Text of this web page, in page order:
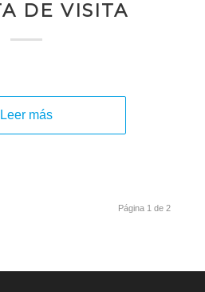
DE VISITA
Leer más
Página 1 de 2